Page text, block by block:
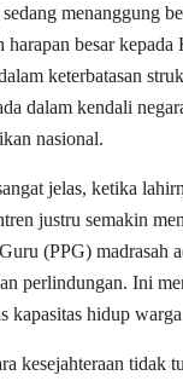
menanggung
besar kepada
keterbatasan
dalam kendali
nasional.
jelas, ketika
justru semakin
(PPG) madrasah
perlindungan. Ini
kapasitas hidup
kesejahteraan tidak